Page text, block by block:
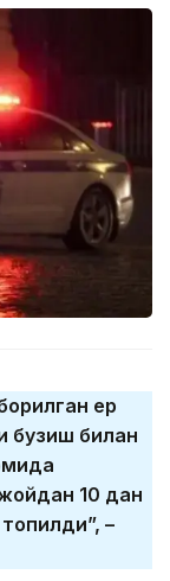
ер
бузиш билан
10 дан
–